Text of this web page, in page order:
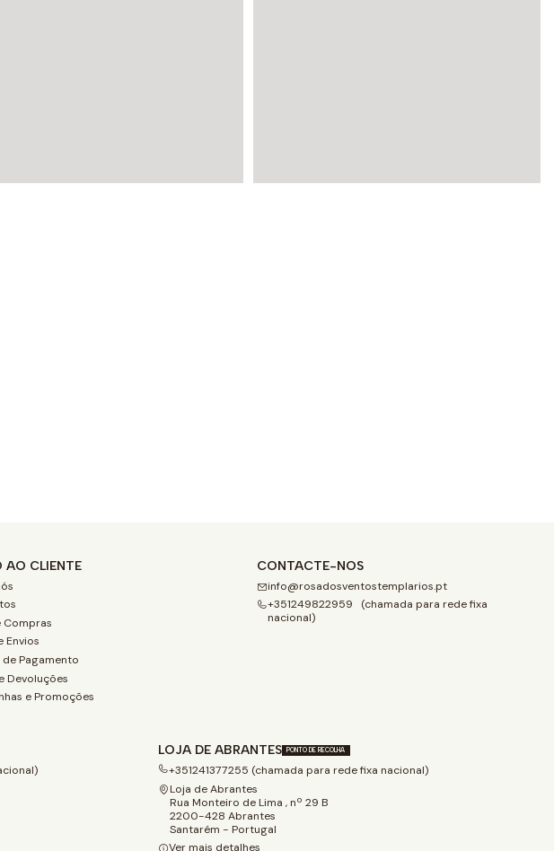
AO CLIENTE
Compras
Envios
Pagamento
Devoluções
e Promoções
CONTACTE-NOS
info@rosadosventostemplarios.pt
+351249822959 (chamada para rede fixa
nacional)
LOJA DE ABRANTES PONTO DE RECOLHA
+351241377255 (chamada para rede fixa nacional)
Loja de Abrantes
Rua Monteiro de Lima , nº 29 B
2200-428 Abrantes
Santarém - Portugal
Ver mais detalhes